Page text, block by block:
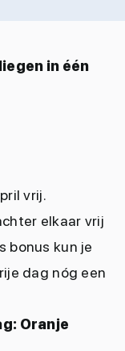
in één
vrij.
elkaar vrij
bonus kun je
dag nóg een
Oranje